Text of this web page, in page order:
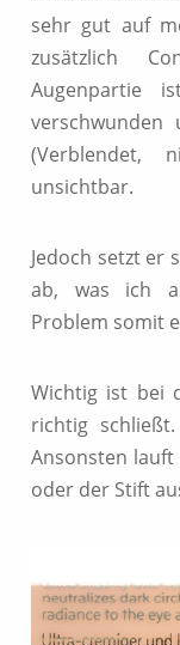
sehr gut auf
zusätzlich
Augenpartie
(Verblendet,
unsichtbar.
Jedoch setzt er
ab, was ich
Problem somit
Wichtig ist bei
richtig
Ansonsten
oder der Stift